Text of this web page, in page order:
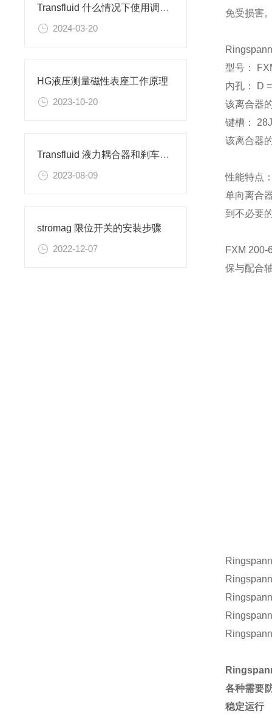
Transfluid 什么情况下使用调速型液力偶合器？
2024-03-20
HG液压测量磁性表座工作原理
2023-10-20
Transfluid 液力耦合器和刹车器的应用领域
2023-08-09
stromag 限位开关的安装步骤
2022-12-07
免受损害
型号：
内孔： D
该离合器
键槽：
该离合器
性能特点
单向离合
到不必要
FXM
保与配合
各种需要
稳定运行